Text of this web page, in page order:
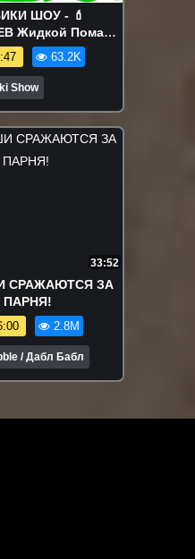
ШОУ - 💄
Жидкой Помады
Liquid Lipstick /
63.2K
Show
33:52
СРАЖАЮТСЯ ЗА
ПАРНЯ!
2.8M
/ Дабл Бабл